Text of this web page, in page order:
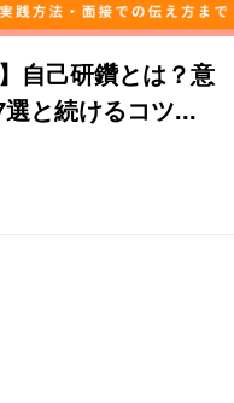
自己研鑽とは？意
と続けるコツ...